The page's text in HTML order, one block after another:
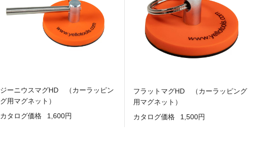
ジーニウスマグHD （カーラッピン
グ用マグネット）
カタログ価格
1,600円
フラットマグHD （カーラッピング
用マグネット）
カタログ価格
1,500円